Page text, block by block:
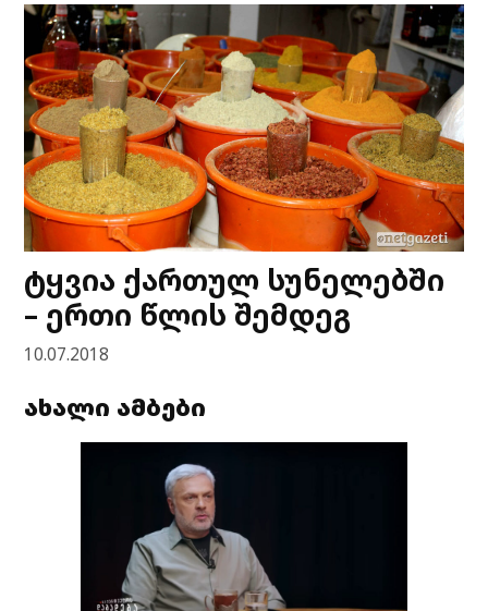
ტყვია ქართულ სუნელებში
– ერთი წლის შემდეგ
10.07.2018
ახალი ამბები